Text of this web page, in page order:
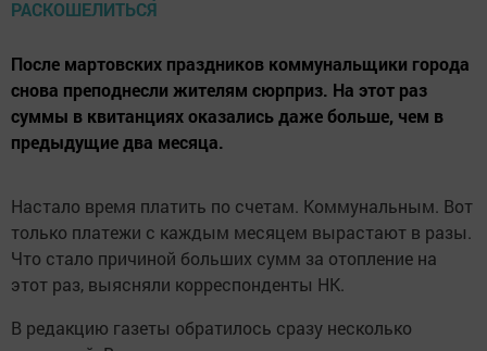
После мартовских праздников коммунальщики города
снова преподнесли жителям сюрприз. На этот раз
суммы в квитанциях оказались даже больше, чем в
предыдущие два месяца.
Настало время платить по счетам. Коммунальным. Вот
только платежи с каждым месяцем вырастают в разы.
Что стало причиной больших сумм за отопление на
этот раз, выясняли корреспонденты НК.
В редакцию газеты обратилось сразу несколько